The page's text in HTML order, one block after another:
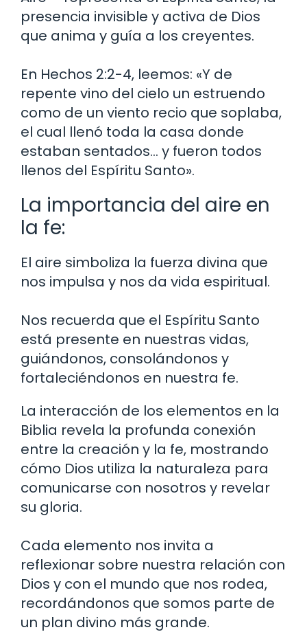
presencia invisible y activa de Dios
que anima y guía a los creyentes.
En Hechos 2:2-4, leemos: «Y de
repente vino del cielo un estruendo
como de un viento recio que soplaba,
el cual llenó toda la casa donde
estaban sentados… y fueron todos
llenos del Espíritu Santo».
La importancia del aire en
la fe:
El aire simboliza la fuerza divina que
nos impulsa y nos da vida espiritual.
Nos recuerda que el Espíritu Santo
está presente en nuestras vidas,
guiándonos, consolándonos y
fortaleciéndonos en nuestra fe.
La interacción de los elementos en la
Biblia revela la profunda conexión
entre la creación y la fe, mostrando
cómo Dios utiliza la naturaleza para
comunicarse con nosotros y revelar
su gloria.
Cada elemento nos invita a
reflexionar sobre nuestra relación con
Dios y con el mundo que nos rodea,
recordándonos que somos parte de
un plan divino más grande.